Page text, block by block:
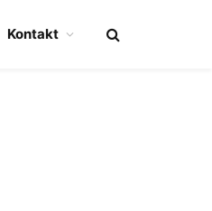
Kontakt